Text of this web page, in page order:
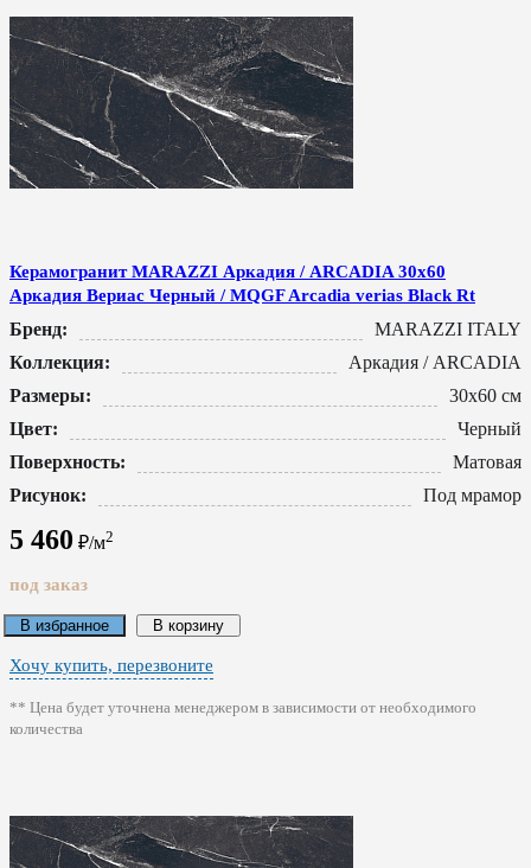
Керамогранит MARAZZI Аркадия / ARCADIA 30x60
Аркадия Вериас Черный / MQGF Arcadia verias Black Rt
Бренд:
MARAZZI ITALY
Коллекция:
Аркадия / ARCADIA
Размеры:
30x60 см
Цвет:
Черный
Поверхность:
Матовая
Рисунок:
Под мрамор
5 460 ₽/м2
под заказ
В избранное В корзину
Хочу купить, перезвоните
** Цена будет уточнена менеджером в зависимости от необходимого
количества